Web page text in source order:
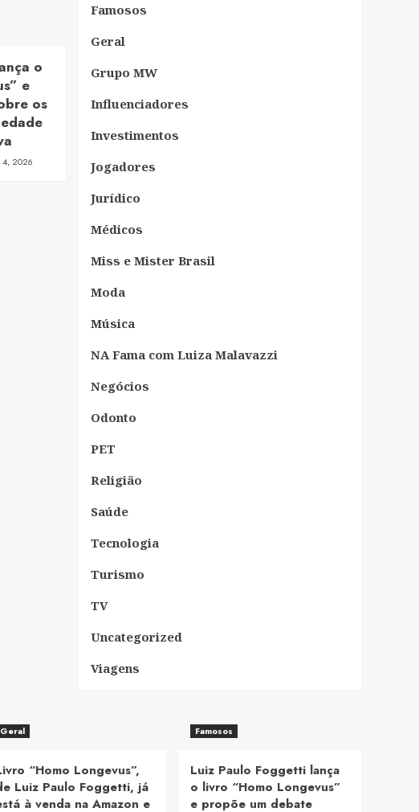
o
e
os
4, 2026
Famosos
Geral
Grupo MW
Influenciadores
Investimentos
Jogadores
Jurídico
Médicos
Miss e Mister Brasil
Moda
Música
NA Fama com Luiza Malavazzi
Negócios
Odonto
PET
Religião
Saúde
Tecnologia
Turismo
TV
Uncategorized
Viagens
Geral
“Homo Longevus”,
Luiz Paulo Foggetti, já
à venda na Amazon e
Famosos
Luiz Paulo Foggetti lança
o livro “Homo Longevus”
e propõe um debate